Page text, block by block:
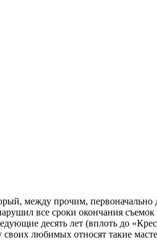
между прочим,
все сроки окончания съемок
десять лет (вплоть до
своих любимых относят такие